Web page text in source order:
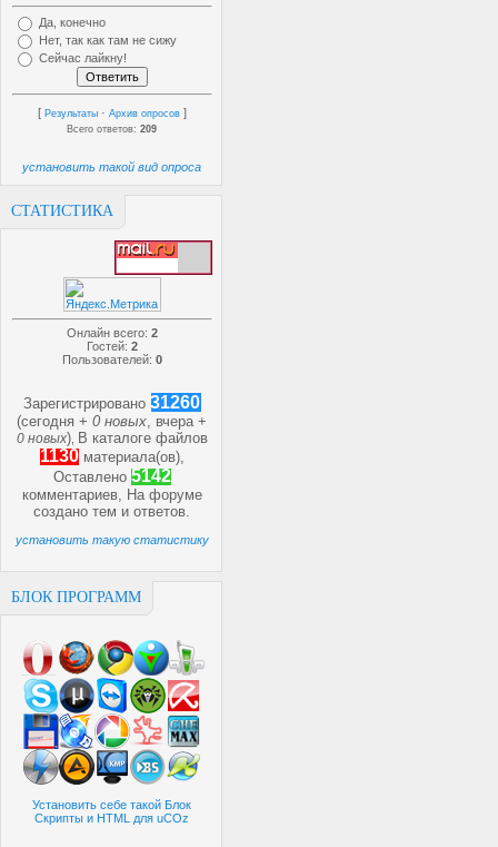
Да, конечно
Нет, так как там не сижу
Сейчас лайкну!
[ Результаты · Архив опросов ]
Всего ответов:209
установить такой вид опроса
СТАТИСТИКА
Онлайн всего: 2
Гостей: 2
Пользователей: 0
Зарегистрировано 31260
(сегодня +0 новых, вчера +
0 новых) В каталоге файлов
1130 материала(ов),
Оставлено 5142
комментариев, На форуме
созданотем иответов.
установить такую статистику
БЛОК ПРОГРАММ
Установить себе такой Блок
Скрипты и HTML для uCOz